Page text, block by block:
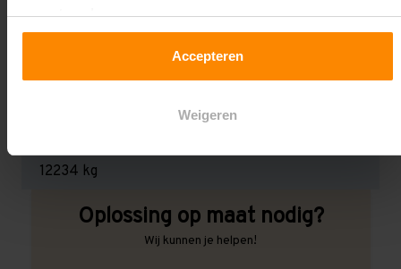
accepteren!
Accepteren
Weigeren
Kleur staanders:
Draagkracht per liggerniveau:
3.000 kg (1.000 kg per pallet)
12234 kg
Oplossing op maat nodig?
Wij kunnen je helpen!